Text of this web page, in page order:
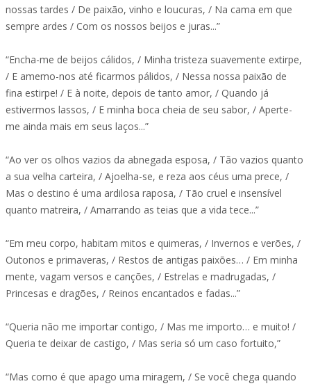
nossas tardes / De paixão, vinho e loucuras, / Na cama em que
sempre ardes / Com os nossos beijos e juras...”
“Encha-me de beijos cálidos, / Minha tristeza suavemente extirpe,
/ E amemo-nos até ficarmos pálidos, / Nessa nossa paixão de
fina estirpe! / E à noite, depois de tanto amor, / Quando já
estivermos lassos, / E minha boca cheia de seu sabor, / Aperte-
me ainda mais em seus laços...”
“Ao ver os olhos vazios da abnegada esposa, / Tão vazios quanto
a sua velha carteira, / Ajoelha-se, e reza aos céus uma prece, /
Mas o destino é uma ardilosa raposa, / Tão cruel e insensível
quanto matreira, / Amarrando as teias que a vida tece...”
“Em meu corpo, habitam mitos e quimeras, / Invernos e verões, /
Outonos e primaveras, / Restos de antigas paixões… / Em minha
mente, vagam versos e canções, / Estrelas e madrugadas, /
Princesas e dragões, / Reinos encantados e fadas...”
“Queria não me importar contigo, / Mas me importo… e muito! /
Queria te deixar de castigo, / Mas seria só um caso fortuito,”
“Mas como é que apago uma miragem, / Se você chega quando